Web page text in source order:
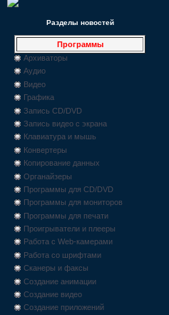
Разделы новостей
Программы
Архиваторы
Аудио
Видео
Графика
Запись CD/DVD
Запись видео с экрана
Клавиатура и мышь
Конвертеры
Копирование данных
Органайзеры
Программы для CD/DVD
Программы для мониторов
Программы для печати
Проигрыватели и плееры
Работа с Web-камерами
Работа со шрифтами
Сканеры и факсы
Создание анимации
Создание видео
Создание приложений